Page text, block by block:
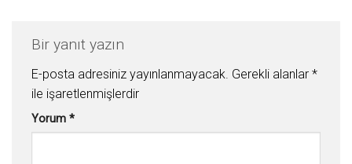
Bir yanıt yazın
E-posta adresiniz yayınlanmayacak. Gerekli alanlar *
ile işaretlenmişlerdir
Yorum *